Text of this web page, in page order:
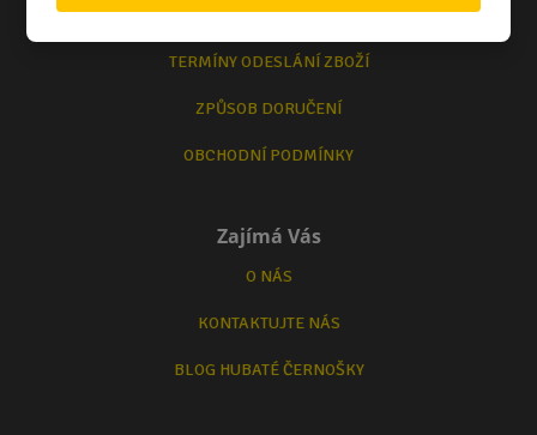
NÁKUPNÍ RÁDCE
TERMÍNY ODESLÁNÍ ZBOŽÍ
ZPŮSOB DORUČENÍ
OBCHODNÍ PODMÍNKY
Zajímá Vás
O NÁS
KONTAKTUJTE NÁS
BLOG HUBATÉ ČERNOŠKY